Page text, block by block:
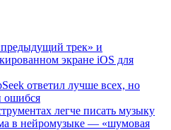
трек» и
экране iOS для
ответил лучше всех, но
ошибся
легче писать музыку
в нейромузыке — «шумовая